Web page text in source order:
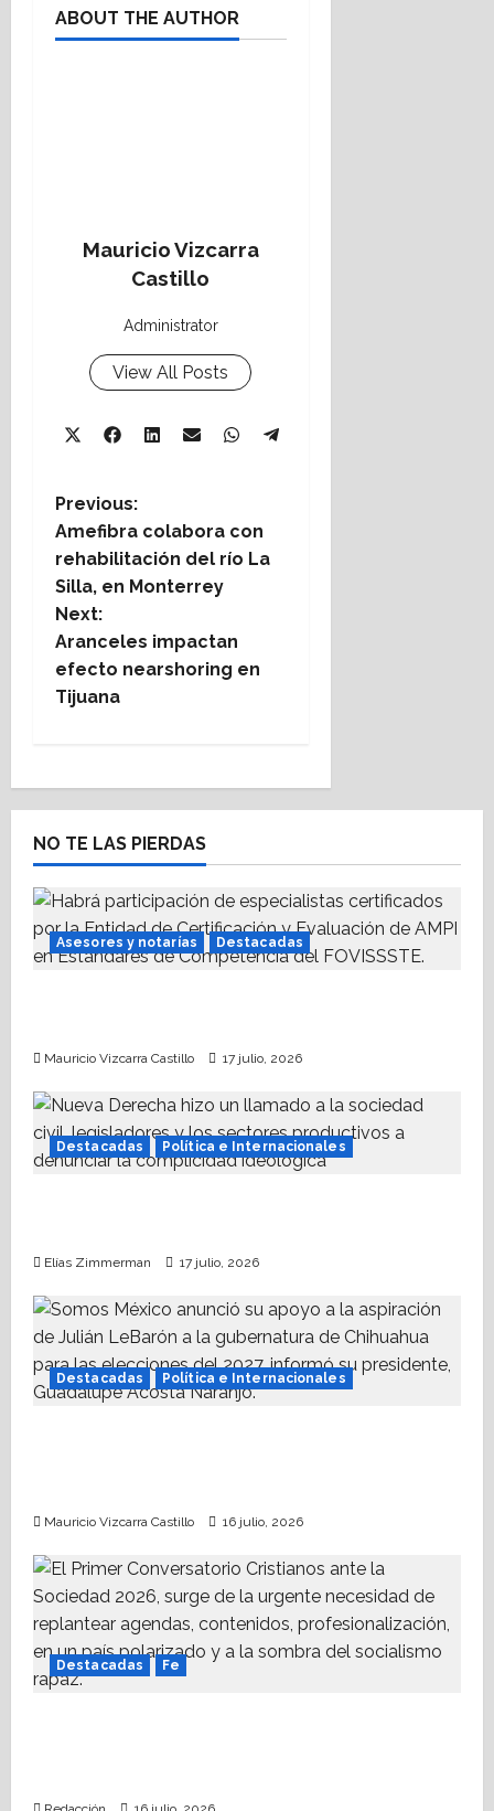
ABOUT THE AUTHOR
Mauricio Vizcarra
Castillo
Administrator
View All Posts
Share
Share
Facebook
Share
LinkedIn
Share
Email
Share
WhatsApp
P
o
s
t
n
a
g
a
t
i
o
Previous:
Amefibra colabora con
rehabilitación del río La
Silla, en Monterrey
Next:
Aranceles impactan
efecto nearshoring en
Tijuana
NO TE LAS PIERDAS
Asesores y notarías Destacadas
Mauricio Vizcarra Castillo 17 julio, 2026
Destacadas Política e Internacionales
Elías Zimmerman 17 julio, 2026
Destacadas Política e Internacionales
Mauricio Vizcarra Castillo 16 julio, 2026
Destacadas Fe